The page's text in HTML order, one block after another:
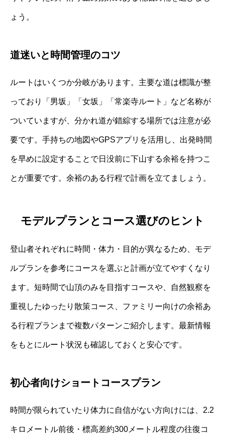
ょう。
道迷いと時間管理のコツ
ルートはいくつか分岐があります。主要な道は標識が整
っており「男坂」「女坂」「常楽寺ルート」など名称が
ついていますが、分かれ道が錯綜する場所では注意が必
要です。手持ちの地図やGPSアプリを活用し、出発時間
を早めに設定することで日没前に下山する余裕を持つこ
とが重要です。余裕のある行程で計画を立てましょう。
モデルプランとコース選びのヒント
登山者それぞれに時間・体力・目的が異なるため、モデ
ルプランを参考にコースを選ぶと計画が立てやすくなり
ます。短時間で山頂のみを目指すコースや、自然観察を
重視したゆったり散策コース、ファミリー向けの余裕あ
る行程プランまで複数パターンご紹介します。最新情報
をもとにルート状況も確認しておくと安心です。
初心者向けショートコースプラン
時間が限られていたり体力に自信がない方向けには、2.2
キロメートル前後・標高差約300メートル程度の往復コ